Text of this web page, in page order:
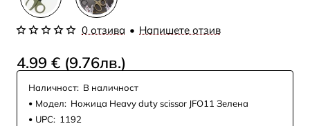
0 отзива • Напишете отзив
4.99 € (9.76лв.)
Наличност: В наличност
Модел: Ножица Heavy duty scissor JFO11 Зелена
UPC: 1192